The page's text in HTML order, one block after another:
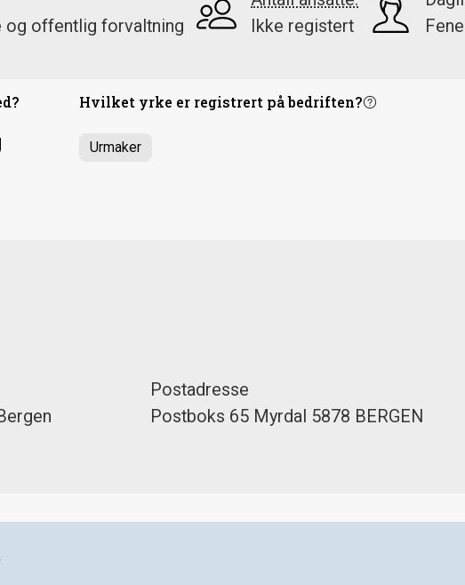
og offentlig forvaltning
Ikke registert
Hvilket yrke er registrert på bedriften?
Urmaker
Postadresse
Postboks 65 Myrdal 5878 BERGEN